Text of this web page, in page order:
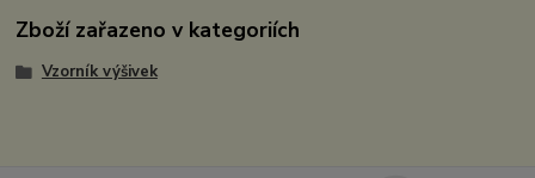
Zboží zařazeno v kategoriích
Vzorník výšivek